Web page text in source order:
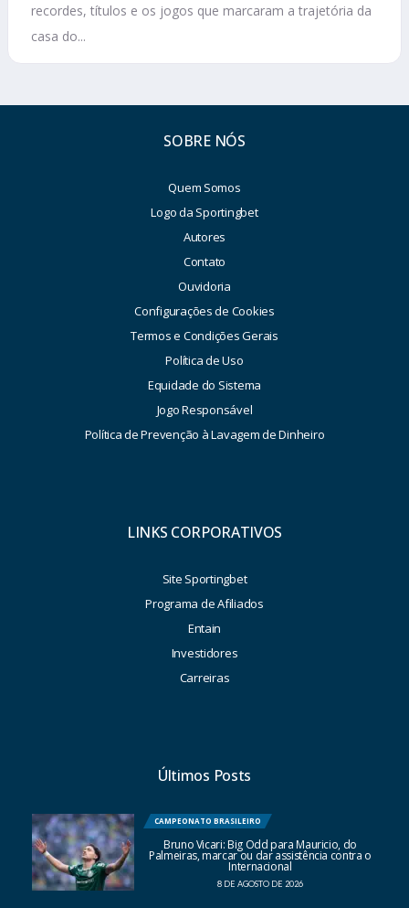
recordes, títulos e os jogos que marcaram a trajetória da
casa do...
SOBRE NÓS
Quem Somos
Logo da Sportingbet
Autores
Contato
Ouvidoria
Configurações de Cookies
Termos e Condições Gerais
Política de Uso
Equidade do Sistema
Jogo Responsável
Política de Prevenção à Lavagem de Dinheiro
LINKS CORPORATIVOS
Site Sportingbet
Programa de Afiliados
Entain
Investidores
Carreiras
Últimos Posts
CAMPEONATO BRASILEIRO
Bruno Vicari: Big Odd para Mauricio, do
Palmeiras, marcar ou dar assistência contra o
Internacional
8 DE AGOSTO DE 2026